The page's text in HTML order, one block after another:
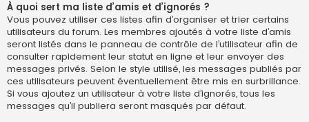
À quoi sert ma liste d’amis et d’ignorés ?
Vous pouvez utiliser ces listes afin d’organiser et trier certains
utilisateurs du forum. Les membres ajoutés à votre liste d’amis
seront listés dans le panneau de contrôle de l’utilisateur afin de
consulter rapidement leur statut en ligne et leur envoyer des
messages privés. Selon le style utilisé, les messages publiés par
ces utilisateurs peuvent éventuellement être mis en surbrillance.
Si vous ajoutez un utilisateur à votre liste d’ignorés, tous les
messages qu’il publiera seront masqués par défaut.